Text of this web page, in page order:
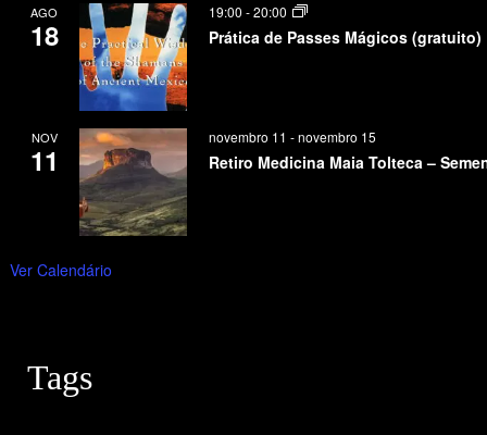
AGO
18
19:00 -20:00
Prática de Passes Mágicos (gratuito)
NOV
11
novembro 11 -novembro 15
Retiro Medicina Maia Tolteca –
Ver Calendário
Tags